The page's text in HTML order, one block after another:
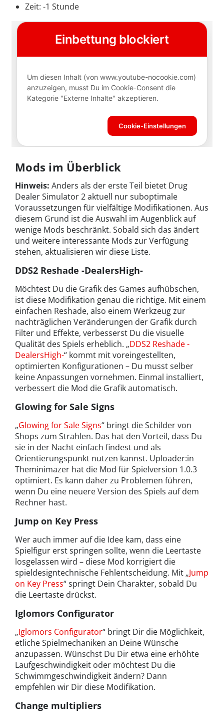
Zeit: -1 Stunde
Mods im Überblick
Hinweis: Anders als der erste Teil bietet Drug
Dealer Simulator 2 aktuell nur suboptimale
Voraussetzungen für vielfältige Modifikationen. Aus
diesem Grund ist die Auswahl im Augenblick auf
wenige Mods beschränkt. Sobald sich das ändert
und weitere interessante Mods zur Verfügung
stehen, aktualisieren wir diese Liste.
DDS2 Reshade -DealersHigh-
Möchtest Du die Grafik des Games aufhübschen,
ist diese Modifikation genau die richtige. Mit einem
einfachen Reshade, also einem Werkzeug zur
nachträglichen Veränderungen der Grafik durch
Filter und Effekte, verbesserst Du die visuelle
Qualität des Spiels erheblich. „DDS2 Reshade -
DealersHigh-“ kommt mit voreingestellten,
optimierten Konfigurationen – Du musst selber
keine Anpassungen vornehmen. Einmal installiert,
verbessert die Mod die Grafik automatisch.
Glowing for Sale Signs
„Glowing for Sale Signs“ bringt die Schilder von
Shops zum Strahlen. Das hat den Vorteil, dass Du
sie in der Nacht einfach findest und als
Orientierungspunkt nutzen kannst. Uploader:in
Theminimazer hat die Mod für Spielversion 1.0.3
optimiert. Es kann daher zu Problemen führen,
wenn Du eine neuere Version des Spiels auf dem
Rechner hast.
Jump on Key Press
Wer auch immer auf die Idee kam, dass eine
Spielfigur erst springen sollte, wenn die Leertaste
losgelassen wird – diese Mod korrigiert die
spieldesigntechnische Fehlentscheidung. Mit „Jump
on Key Press“ springt Dein Charakter, sobald Du
die Leertaste drückst.
Iglomors Configurator
„Iglomors Configurator“ bringt Dir die Möglichkeit,
etliche Spielmechaniken an Deine Wünsche
anzupassen. Wünschst Du Dir etwa eine erhöhte
Laufgeschwindigkeit oder möchtest Du die
Schwimmgeschwindigkeit ändern? Dann
empfehlen wir Dir diese Modifikation.
Change multipliers